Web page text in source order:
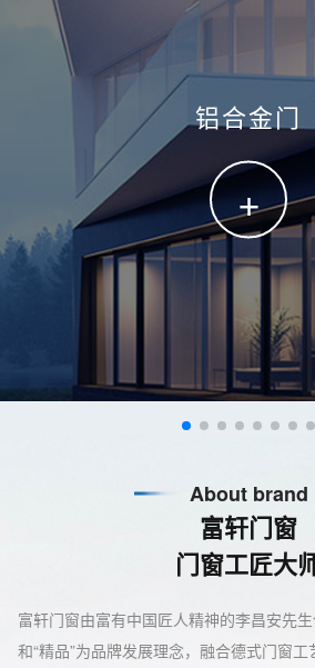
铝合金门
+
About brand
富轩门窗
门窗工匠大
富轩门窗由富有中国匠人精神的李昌安先
和“精品”为品牌发展理念，融合德式门窗